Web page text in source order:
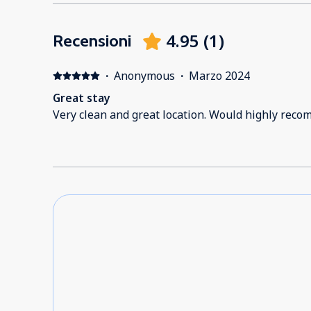
Recensioni 4.95 (1)
· Anonymous · Marzo 2024
Great stay
Very clean and great location. Would highly